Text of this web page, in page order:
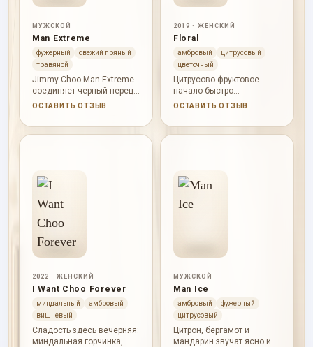
МУЖСКОЙ
Man Extreme
фужерный
свежий пряный
травяной
Jimmy Choo Man Extreme
соединяет черный перец,
красный тимьян, шалфей,
древесные ноты.
ОСТАВИТЬ ОТЗЫВ
2019 · ЖЕНСКИЙ
Floral
амбровый
цитрусовый
цветочный
Цитрусово-фруктовое
начало быстро
становится цветочным, а
древесность и древесные
ноты оставляют чистый
ОСТАВИТЬ ОТЗЫВ
2022 · ЖЕНСКИЙ
I Want Choo Forever
миндальный
амбровый
вишневый
Сладость здесь вечерняя:
миндальная горчинка,
МУЖСКОЙ
Man Ice
амбровый
фужерный
цитрусовый
Цитрон, бергамот и
мандарин звучат ясно и